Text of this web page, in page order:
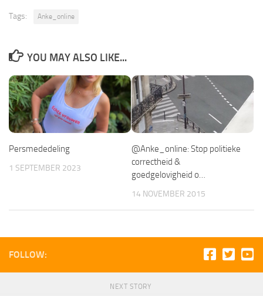
Tags: Anke_online
YOU MAY ALSO LIKE...
Persmededeling
1 SEPTEMBER 2023
@Anke_online: Stop politieke
correctheid &
goedgelovigheid o…
14 NOVEMBER 2015
FOLLOW:
NEXT STORY